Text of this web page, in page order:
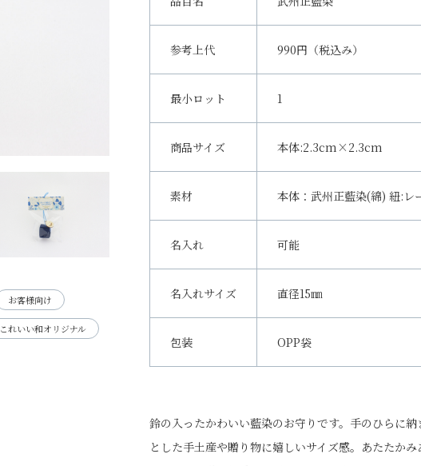
お客様向け
これいい和オリジナル
参考上代 990円（税込み）
最小ロット 1
商品サイズ 本体:2.3cm×2.3cm
素材 本体：武州正藍染(綿) 紐:レ
名入れ 可能
名入れサイズ 直径15㎜
包装 OPP袋
鈴の入ったかわいい藍染のお守りです。手のひらに納
とした手土産や贈り物に嬉しいサイズ感。あたたか